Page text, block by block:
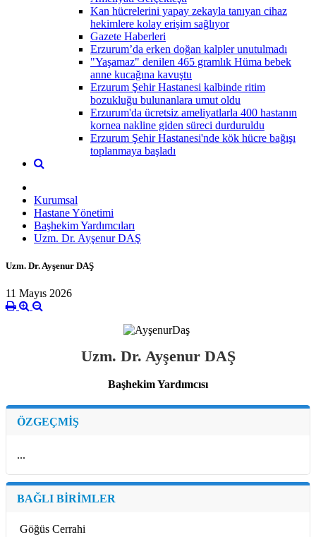
Kan hücrelerini yapay zekayla tanıyan cihaz
hekimlere kolay erişim sağlıyor
Gazete Haberleri
Erzurum’da erken doğan kalpler unutulmadı
"Yaşamaz" denilen 465 gramlık Hüma bebek
anne kucağına kavuştu
Erzurum Şehir Hastanesi kalbinde ritim
bozukluğu bulunanlara umut oldu
Erzurum'da ücretsiz ameliyatlarla 400 hastanın
kornea nakline giden süreci durduruldu
Erzurum Şehir Hastanesi'nde kök hücre bağışı
toplanmaya başladı
Kurumsal
Hastane Yönetimi
Başhekim Yardımcıları
Uzm. Dr. Ayşenur DAŞ
Uzm. Dr. Ayşenur DAŞ
11 Mayıs 2026
Uzm. Dr. Ayşenur DAŞ
Başhekim Yardımcısı
ÖZGEÇMİŞ
...
BAĞLI BİRİMLER
Göğüs Cerrahi